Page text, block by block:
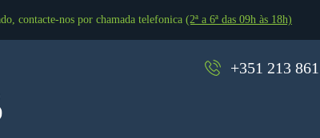
contacte-nos por chamada telefonica (2ª a 6ª das 09h às 18h)
+351 213